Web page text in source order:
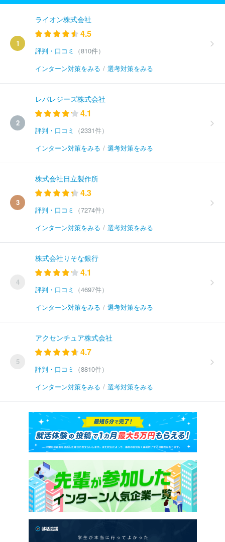
1
ライオン株式会社
4.5
評判・口コミ
（810件）
インターン対策をみる / 選考対策をみる
2
レバレジーズ株式会社
4.1
評判・口コミ
（2331件）
インターン対策をみる / 選考対策をみる
3
株式会社日立製作所
4.3
評判・口コミ
（7274件）
インターン対策をみる / 選考対策をみる
4
株式会社りそな銀行
4.1
評判・口コミ
（4697件）
インターン対策をみる / 選考対策をみる
5
アクセンチュア株式会社
4.7
評判・口コミ
（8810件）
インターン対策をみる / 選考対策をみる